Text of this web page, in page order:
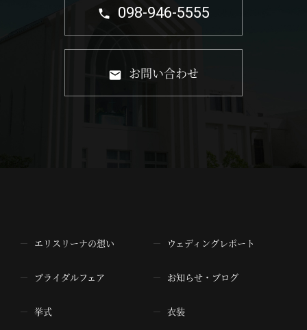
098-946-5555
お問い合わせ
エリスリーナの想い
ブライダルフェア
挙式
ウェディングレポート
お知らせ・ブログ
衣装